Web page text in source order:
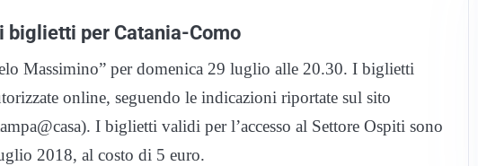
biglietti per Catania-Como
Massimino” per domenica 29 luglio alle 20.30. I biglietti
online, seguendo le indicazioni riportate sul sito
I biglietti validi per l’accesso al Settore Ospiti sono
2018, al costo di 5 euro.